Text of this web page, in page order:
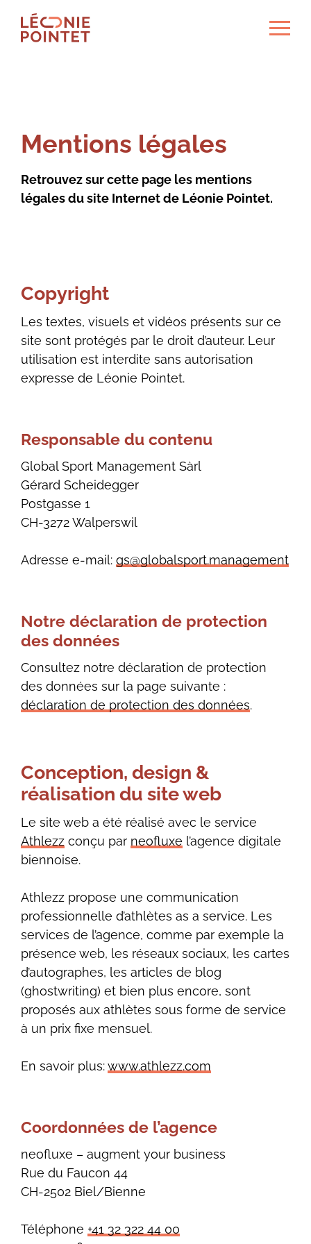
Ouvrir
le
le menu
Fan’s club
Mentions légales
Retrouvez sur cette page les mentions
légales du site Internet de Léonie Pointet.
Copyright
Les textes, visuels et vidéos présents sur ce
site sont protégés par le droit d’auteur. Leur
utilisation est interdite sans autorisation
expresse de Léonie Pointet.
Responsable du contenu
Global Sport Management Sàrl
Gérard Scheidegger
Postgasse 1
CH-3272 Walperswil
Adresse e-mail: gs@globalsport.management
Notre déclaration de protection
des données
Consultez notre déclaration de protection
des données sur la page suivante :
déclaration de protection des données.
Conception, design &
réalisation du site web
Le site web a été réalisé avec le service
Athlezz conçu par neofluxe l’agence digitale
biennoise.
Athlezz propose une communication
professionnelle d’athlètes as a service. Les
services de l’agence, comme par exemple la
présence web, les réseaux sociaux, les cartes
d’autographes, les articles de blog
(ghostwriting) et bien plus encore, sont
proposés aux athlètes sous forme de service
à un prix fixe mensuel.
En savoir plus:www.athlezz.com
Coordonnées de l’agence
neofluxe – augment your business
Rue du Faucon 44
CH-2502 Biel/Bienne
Téléphone +41 32 322 44 00